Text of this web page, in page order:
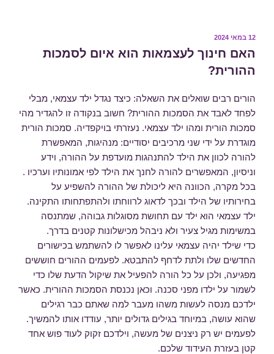
פורסם
12 במאי 2024
האם חינוך לעצמאות הוא איום לסמכות
ההורית?
הורים רבים שואלים את השאלה: כיצד נגדל ילד עצמאי, מבלי
לפחד לאבד את הסמכות ההורית? חשוב בנקודה זו להגדיר מהי
סמכות הורית ומהו ילד עצמאי. נעזרתי בויקפדיה. סמכות הורית
מוגדרת על ידי שני מרכיבים יסודיים: מנהיגות, המאפשרת
להורה לכוון את הילד להתנהגות מועדפת על ההורה, וידע
וניסיון, המאפשרים להורה לחנך את הילד לפי אמונותיו וערכיו .
בכל מקרה, הכוונה היא ליכולת של ההורה להשפיע על
בחירותיו של הילד ובכך לדאוג לרווחתו ולהתפתחותו התקינה.
ילד עצמאי הוא ילד עם תחושת מסוגלות גבוהה, שמתנסה
במשימות מגיל צעיר ולא ניבהל מכישלונות קטנים בדרך.
כדי שילד יהיה עצמאי עלינו לאפשר לו להשתמש בכישורים
החדשים שלו ולתת לדחף להתבטא. לפעמים ההורים חוששים
מפגיעה, ולכן על כל הורה להפעיל את שיקול הדעת שלו כדי
לשמור על ילדו מפני סכנה. וכאן נכנסת הסמכות ההורית. כאשר
ילדכם מנסה לעשות משהו מעבר למה שאתם כבר רגילים
שהוא עושה, במיוחד בגילים גדולים יותר, עודדו אותו להמשיך.
לפעמים יש רק ניצנים של מעשה, וילדכם זקוק לעוד פוש אחד
קטן בעזרת העידוד שלכם.